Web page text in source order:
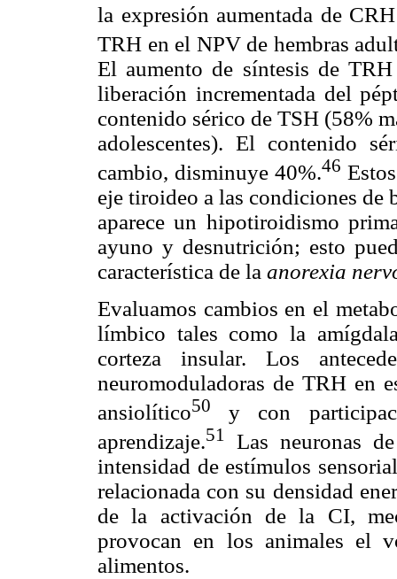
la expresión aumentada de
TRH en el NPV de hembras
El aumento de síntesis de
liberación incrementada del
contenido sérico de TSH (58%
adolescentes). El contenido
cambio, disminuye 40%.46
eje tiroideo a las condiciones
aparece un hipotiroidismo
ayuno y desnutrición; esto
característica de la anorexia
Evaluamos cambios en el
límbico tales como la
corteza insular. Los
neuromoduladoras de TRH en
ansiolítico50
y con
aprendizaje.51
Las neuronas
intensidad de estímulos
relacionada con su densidad
de la activación de la CI,
provocan en los animales el
alimentos.